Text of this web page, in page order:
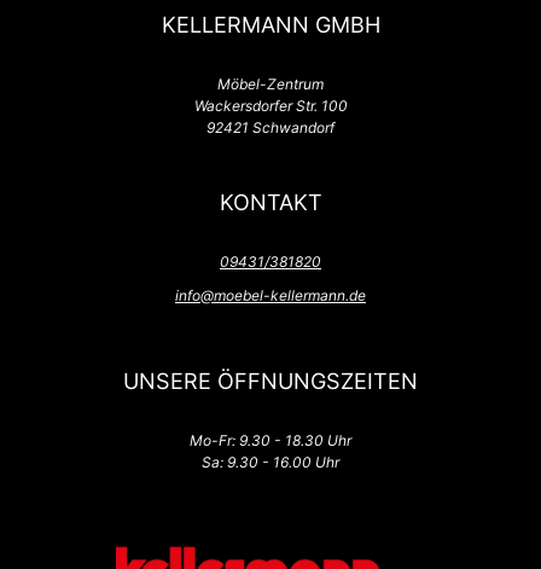
KELLERMANN GMBH
Möbel-Zentrum
Wackersdorfer Str. 100
92421 Schwandorf
KONTAKT
09431/381820
info@moebel-kellermann.de
UNSERE ÖFFNUNGSZEITEN
Mo-Fr: 9.30 - 18.30 Uhr
Sa: 9.30 - 16.00 Uhr